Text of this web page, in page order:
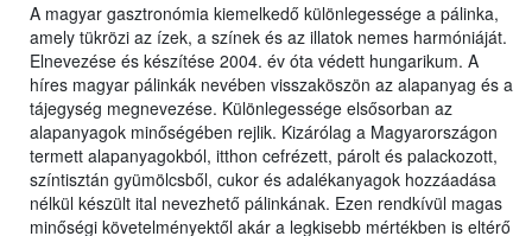
A magyar gasztronómia kiemelkedő különlegessége a pálinka,
amely tükrözi az ízek, a színek és az illatok nemes harmóniáját.
Elnevezése és készítése 2004. év óta védett hungarikum. A
híres magyar pálinkák nevében visszaköszön az alapanyag és a
tájegység megnevezése. Különlegessége elsősorban az
alapanyagok minőségében rejlik. Kizárólag a Magyarországon
termett alapanyagokból, itthon cefrézett, párolt és palackozott,
színtisztán gyümölcsből, cukor és adalékanyagok hozzáadása
nélkül készült ital nevezhető pálinkának. Ezen rendkívül magas
minőségi követelményektől akár a legkisebb mértékben is eltérő